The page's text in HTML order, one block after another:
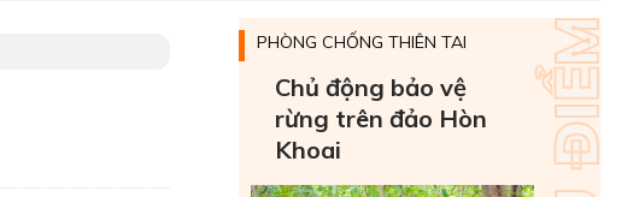
PHÒNG CHỐNG THIÊN TAI
Chủ động bảo vệ
rừng trên đảo Hòn
Khoai